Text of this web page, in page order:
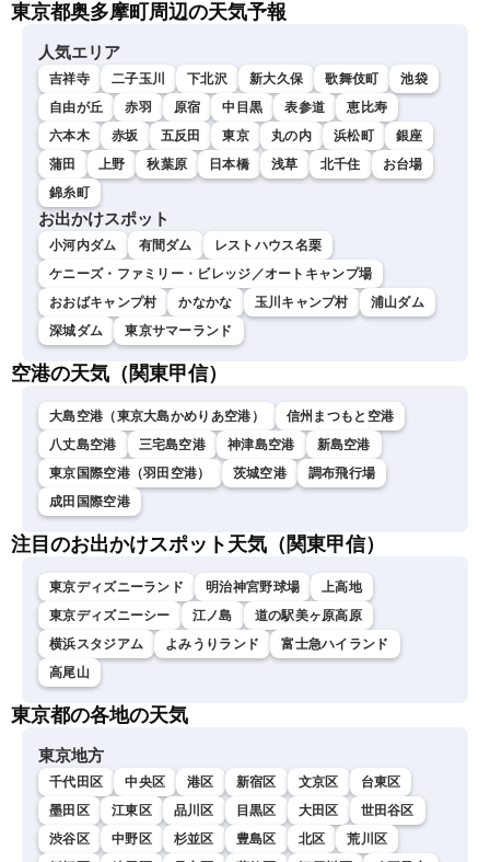
東京都奥多摩町周辺の天気予報
人気エリア
吉祥寺 二子玉川 下北沢 新大久保 歌舞伎町
池袋
自由が丘
赤羽 原宿 中目黒 表参道
恵比寿
六本木
赤坂 五反田 東京 丸の内 浜松町
銀座
蒲田
上野 秋葉原 日本橋 浅草 北千住
お台場
錦糸町
お出かけスポット
小河内ダム 有間ダム
レストハウス名栗
ケニーズ・ファミリー・ビレッジ／オートキャンプ場
おおばキャンプ村
かなかな 玉川キャンプ村
浦山ダム
深城ダム
東京サマーランド
空港の天気（関東甲信）
大島空港（東京大島かめりあ空港）
信州まつもと空港
八丈島空港
三宅島空港 神津島空港
新島空港
東京国際空港（羽田空港）
茨城空港
調布飛行場
成田国際空港
注目のお出かけスポット天気（関東甲信）
東京ディズニーランド 明治神宮野球場
上高地
東京ディズニーシー
江ノ島
道の駅美ヶ原高原
横浜スタジアム
よみうりランド
富士急ハイランド
高尾山
東京都の各地の天気
東京地方
千代田区 中央区 港区 新宿区 文京区
台東区
墨田区
江東区 品川区 目黒区 大田区
世田谷区
渋谷区
中野区 杉並区 豊島区 北区
荒川区